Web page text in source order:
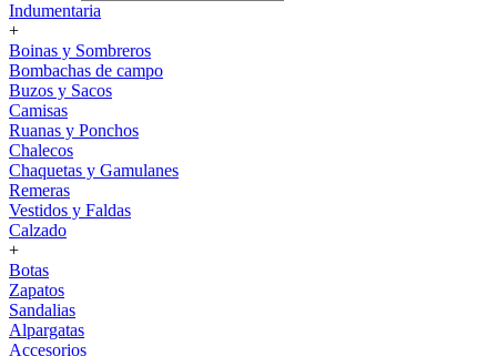
Indumentaria
+
Boinas y Sombreros
Bombachas de campo
Buzos y Sacos
Camisas
Ruanas y Ponchos
Chalecos
Chaquetas y Gamulanes
Remeras
Vestidos y Faldas
Calzado
+
Botas
Zapatos
Sandalias
Alpargatas
Accesorios